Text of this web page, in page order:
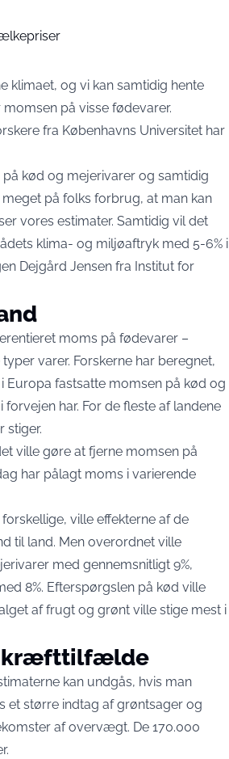
klimaet, og vi kan samtidig hente
på visse fødevarer.
fra Københavns Universitet har
kød og mejerivarer og samtidig
på folks forbrug, at man kan
vores estimater. Samtidig vil det
klima- og miljøaftryk med 5-6% i
Dejgård Jensen fra Institut for
moms på fødevarer –
varer. Forskerne har beregnet,
Europa fastsatte momsen på kød og
har. For de fleste af landene
stiger.
ville gøre at fjerne momsen på
har pålagt moms i varierende
ville effekterne af de
til land. Men overordnet ville
med gennemsnitligt 9%,
8%. Efterspørgslen på kød ville
af frugt og grønt ville stige mest i
kræfttilfælde
kan undgås, hvis man
et større indtag af grøntsager og
af overvægt. De 170.000